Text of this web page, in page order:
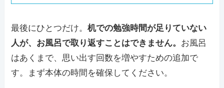
最後にひとつだけ。机での勉強時間が足りていない
人が、お風呂で取り返すことはできません。 お風呂
はあくまで、思い出す回数を増やすための追加で
す。まず本体の時間を確保してください。